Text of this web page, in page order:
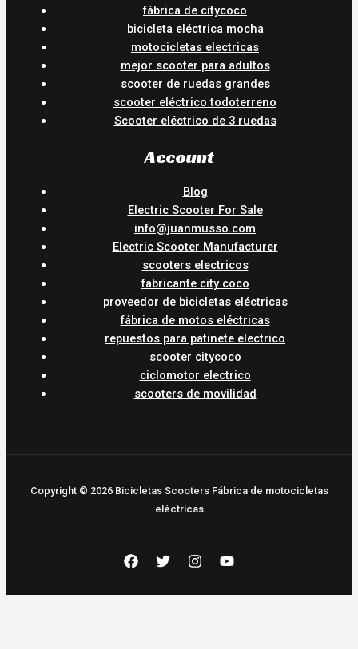
fábrica de citycoco
bicicleta eléctrica mocha
motocicletas electricas
mejor scooter para adultos
scooter de ruedas grandes
scooter eléctrico todoterreno
Scooter eléctrico de 3 ruedas
Account
Blog
Electric Scooter For Sale
info@juanmusso.com
Electric Scooter Manufacturer
scooters electricos
fabricante city coco
proveedor de bicicletas eléctricas
fábrica de motos eléctricas
repuestos para patinete electrico
scooter citycoco
ciclomotor electrico
scooters de movilidad
Copyright © 2026 Bicicletas Scooters Fábrica de motocicletas
eléctricas